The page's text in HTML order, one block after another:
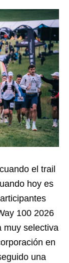
el trail
hoy es
100 2026
muy selectiva
en
una